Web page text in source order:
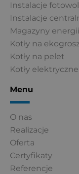
Instalacje
Instalacje
Magazyny energii
Kotły na
Kotły na pelet
Kotły elektryczne
Menu
O nas
Realizacje
Oferta
Certyfikaty
Referencje